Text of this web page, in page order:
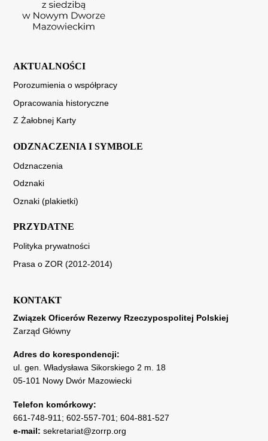
AKTUALNOŚCI
Porozumienia o współpracy
Opracowania historyczne
Z Żałobnej Karty
ODZNACZENIA I SYMBOLE
Odznaczenia
Odznaki
Oznaki (plakietki)
PRZYDATNE
Polityka prywatności
Prasa o ZOR (2012-2014)
KONTAKT
Związek Oficerów Rezerwy Rzeczypospolitej Polskiej
Zarząd Główny
Adres do korespondencji:
ul. gen. Władysława Sikorskiego 2 m. 18
05-101 Nowy Dwór Mazowiecki
Telefon komórkowy:
661-748-911 ; 602-557-701 ; 604-881-527
e-mail: sekretariat@zorrp.org